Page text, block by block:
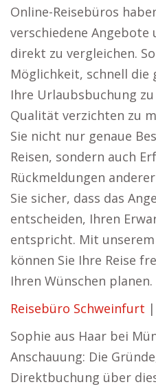
Online-Reisebüros
verschiedene
direkt zu vergleichen.
Möglichkeit, schnell
Ihre Urlaubsbuchung
Qualität verzichten zu
Sie nicht nur genaue
Reisen, sondern auch
Rückmeldungen
Sie sicher, dass das
entscheiden, Ihren
entspricht. Mit
können Sie Ihre Reise
Ihren Wünschen planen.
Reisebüro Schweinfurt |
Sophie aus Haar bei
Anschauung: Die
Direktbuchung über